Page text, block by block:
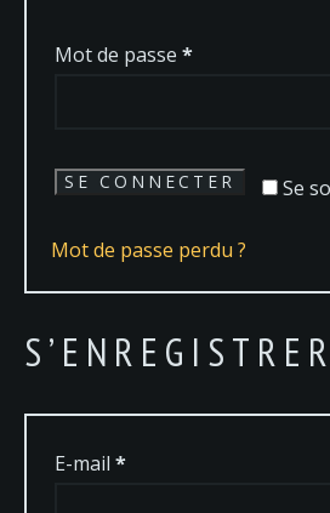
Mot de passe *Obligatoire
Se
SE CONNECTER
Mot de passe perdu ?
S’ENREGISTRER
E-mail *Obligatoire